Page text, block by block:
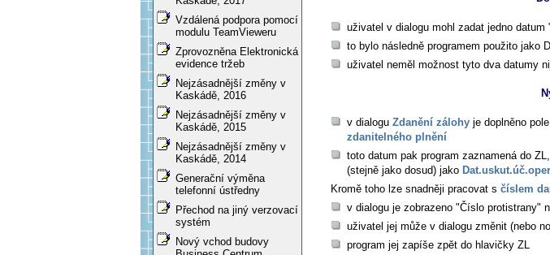
Vzdálená podpora pomocí
modulu TeamVieweru
Zprovozněna Elektronická
evidence tržeb
Nejzásadnější změny v
Kaskádě, 2016
Nejzásadnější změny v
Kaskádě, 2015
Nejzásadnější změny v
Kaskádě, 2014
Generační výměna
telefonní ústředny
Přechod na jiný verzovací
systém
Nový vchod budovy
uživatel v dialogu mohl zadat jedno datum
to bylo následně programem použito jako
uživatel neměl možnost tyto dva datumy
v dialogu Zdanění zálohy je doplněno
zdanitelného plnění
toto datum pak program zaznamená do
(stejně jako dosud) jako
Kromě toho lze snadněji pracovat s číslem
v dialogu je zobrazeno "Číslo protistrany"
uživatel jej může v dialogu změnit (nebo
program jej zapíše zpět do hlavičky ZL